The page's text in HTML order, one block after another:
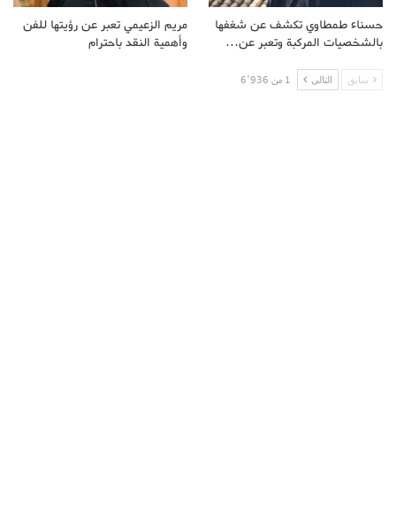
حسناء طمطاوي تكشف عن شغفها
بالشخصيات المركبة وتعبر عن…
مريم الزعيمي تعبر عن رؤيتها للفن
وأهمية النقد باحترام
سابق التالى 1 من 6٬936